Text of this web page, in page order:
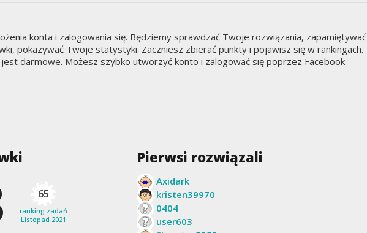
konta i zalogowania się. Będziemy sprawdzać Twoje rozwiązania, zapamiętywać
pokazywać Twoje statystyki. Zaczniesz zbierać punkty i pojawisz się w rankingach.
darmowe. Możesz szybko utworzyć konto i zalogować się poprzez Facebook
65
ranking zadań
Listopad 2021
Pierwsi rozwiązali
Axidark
kristen39970
0404
user603